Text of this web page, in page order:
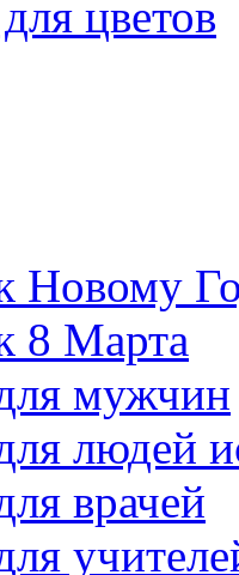
цветов
Новому
8 Марта
мужчин
людей
врачей